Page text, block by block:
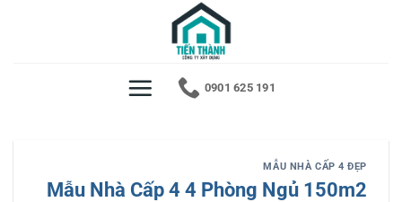
0901 625 191
MẪU NHÀ CẤP 4 ĐẸP
Mẫu Nhà Cấp 4 4 Phòng Ngủ 150m2